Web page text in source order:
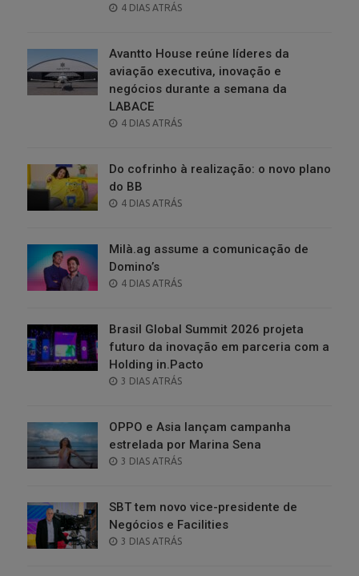
POSTED
4 DIAS ATRÁS
Avantto House reúne líderes da
aviação executiva, inovação e
negócios durante a semana da
LABACE
POSTED
4 DIAS ATRÁS
Do cofrinho à realização: o novo plano
do BB
POSTED
4 DIAS ATRÁS
Milà.ag assume a comunicação de
Domino’s
POSTED
4 DIAS ATRÁS
Brasil Global Summit 2026 projeta
futuro da inovação em parceria com a
Holding in.Pacto
POSTED
3 DIAS ATRÁS
OPPO e Asia lançam campanha
estrelada por Marina Sena
POSTED
3 DIAS ATRÁS
SBT tem novo vice-presidente de
Negócios e Facilities
POSTED
3 DIAS ATRÁS